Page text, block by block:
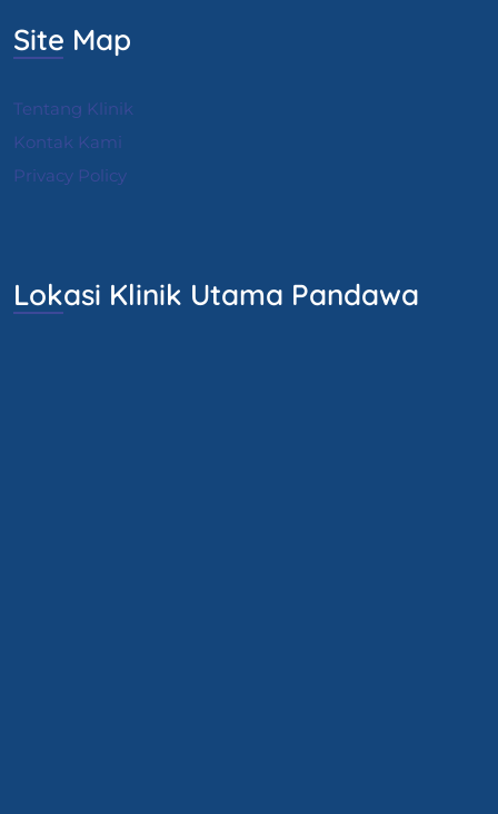
Site Map
Tentang Klinik
Kontak Kami
Privacy Policy
Lokasi Klinik Utama Pandawa